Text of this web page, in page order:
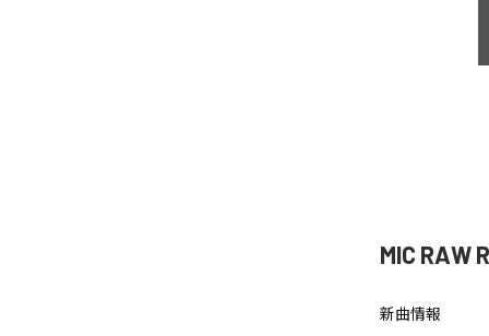
MIC RAW
新曲情報